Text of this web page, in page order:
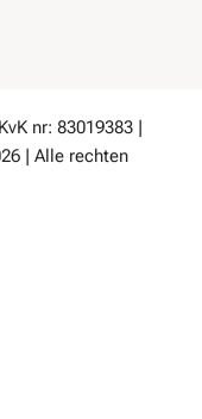
nr: 83019383 |
| Alle rechten